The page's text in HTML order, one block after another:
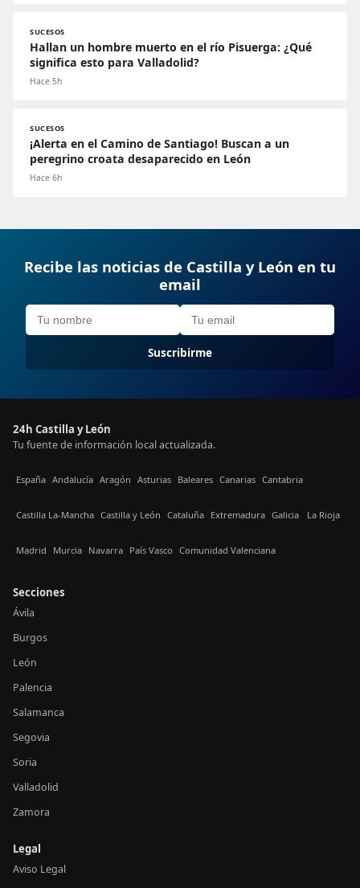
SUCESOS
Hallan un hombre muerto en el río Pisuerga: ¿Qué
significa esto para Valladolid?
Hace 5h
SUCESOS
¡Alerta en el Camino de Santiago! Buscan a un
peregrino croata desaparecido en León
Hace 6h
Recibe las noticias de Castilla y León en tu
email
Suscribirme
24h Castilla y León
Tu fuente de información local actualizada.
España Andalucía Aragón Asturias Baleares Canarias Cantabria
Castilla La-Mancha Castilla y León Cataluña Extremadura Galicia La Rioja
Madrid Murcia Navarra País Vasco Comunidad Valenciana
Secciones
Ávila
Burgos
León
Palencia
Salamanca
Segovia
Soria
Valladolid
Zamora
Legal
Aviso Legal